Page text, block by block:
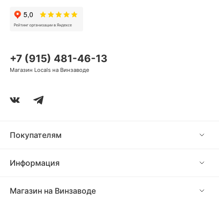
Покупателям
Информация
Магазин на Винзаводе
+7 (915) 481-46-13
Магазин Locals на Винзаводе